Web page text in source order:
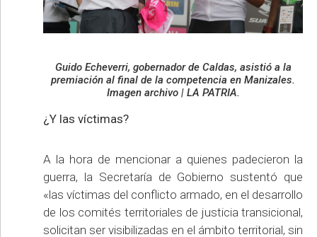
Guido Echeverri, gobernador de Caldas, asistió a la
premiación al final de la competencia en Manizales.
Imagen archivo | LA PATRIA.
¿Y las víctimas?
A la hora de mencionar a quienes padecieron la
guerra, la Secretaría de Gobierno sustentó que
«las víctimas del conflicto armado, en el desarrollo
de los comités territoriales de justicia transicional,
solicitan ser visibilizadas en el ámbito territorial, sin